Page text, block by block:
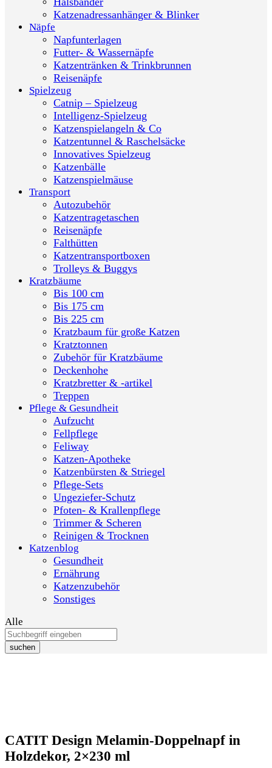
Katzenadressanhänger & Blinker
Näpfe
Napfunterlagen
Futter- & Wassernäpfe
Katzentränken & Trinkbrunnen
Reisenäpfe
Spielzeug
Catnip – Spielzeug
Intelligenz-Spielzeug
Katzenspielangeln & Co
Katzentunnel & Raschelsäcke
Innovatives Spielzeug
Katzenbälle
Katzenspielmäuse
Transport
Autozubehör
Katzentragetaschen
Reisenäpfe
Falthütten
Katzentransportboxen
Trolleys & Buggys
Kratzbäume
Bis 100 cm
Bis 175 cm
Bis 225 cm
Kratzbaum für große Katzen
Kratztonnen
Zubehör für Kratzbäume
Deckenhohe
Kratzbretter & -artikel
Treppen
Pflege & Gesundheit
Aufzucht
Fellpflege
Feliway
Katzen-Apotheke
Katzenbürsten & Striegel
Pflege-Sets
Ungeziefer-Schutz
Pfoten- & Krallenpflege
Trimmer & Scheren
Reinigen & Trocknen
Katzenblog
Gesundheit
Ernährung
Katzenzubehör
Sonstiges
Alle
suchen
CATIT Design Melamin-Doppelnapf in
Holzdekor, 2×230 ml